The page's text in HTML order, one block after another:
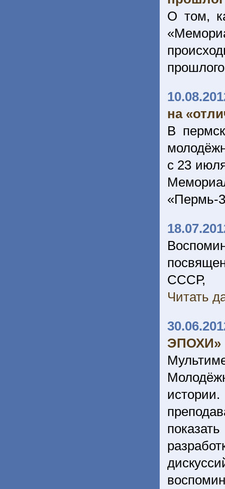
О том,
на
В
с 23
«Пермь-
СССР,
Читать
ЭПОХИ»